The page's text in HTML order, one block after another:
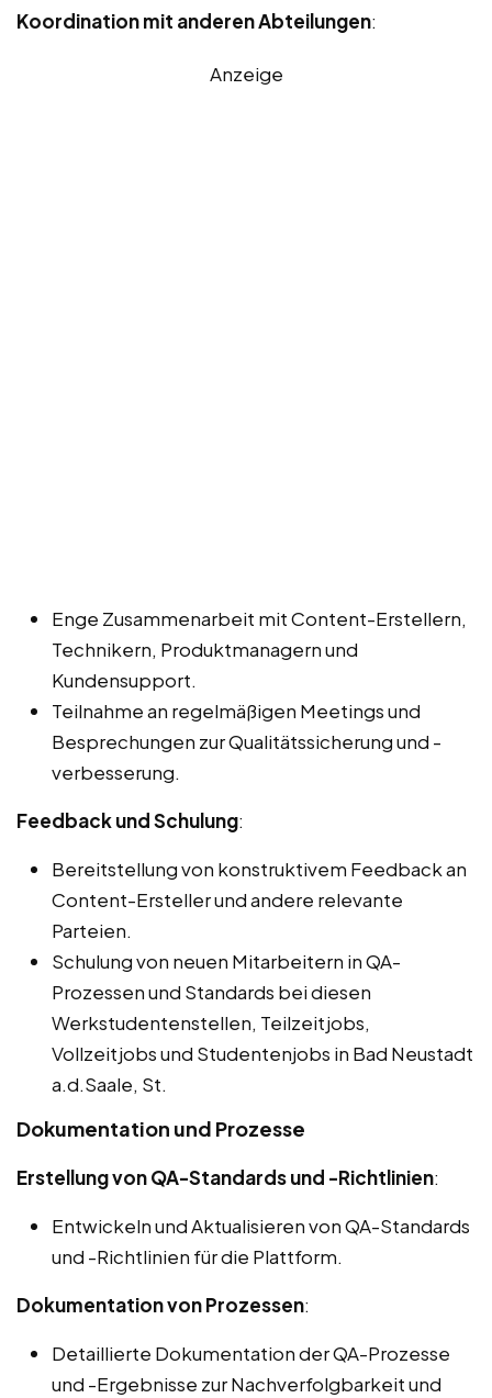
Koordination mit anderen Abteilungen:
Anzeige
Enge Zusammenarbeit mit Content-Erstellern,
Technikern, Produktmanagern und
Kundensupport.
Teilnahme an regelmäßigen Meetings und
Besprechungen zur Qualitätssicherung und -
verbesserung.
Feedback und Schulung:
Bereitstellung von konstruktivem Feedback an
Content-Ersteller und andere relevante
Parteien.
Schulung von neuen Mitarbeitern in QA-
Prozessen und Standards bei diesen
Werkstudentenstellen, Teilzeitjobs,
Vollzeitjobs und Studentenjobs in Bad Neustadt
a.d.Saale, St.
Dokumentation und Prozesse
Erstellung von QA-Standards und -Richtlinien:
Entwickeln und Aktualisieren von QA-Standards
und -Richtlinien für die Plattform.
Dokumentation von Prozessen:
Detaillierte Dokumentation der QA-Prozesse
und -Ergebnisse zur Nachverfolgbarkeit und